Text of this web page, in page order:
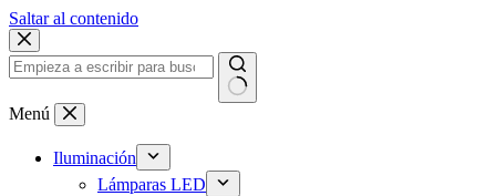
Saltar al contenido
Menú
Iluminación
Lámparas LED